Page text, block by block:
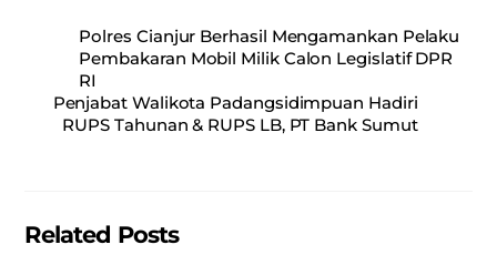
c
e
b
o
ai
l
at
s
A
p
ar
e
Polres Cianjur Berhasil Mengamankan Pelaku
Pembakaran Mobil Milik Calon Legislatif DPR
RI
Penjabat Walikota Padangsidimpuan Hadiri
RUPS Tahunan & RUPS LB, PT Bank Sumut
Related Posts